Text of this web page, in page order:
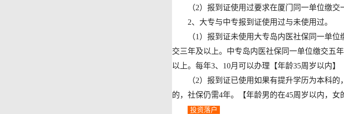
（2）报到证使用过要求在厦门同一单位缴交
2、大专与中专报到证使用过与未使用过。
（1）报到证未使用大专岛内医社保同一单位
交三年及以上。中专岛内医社保同一单位缴交五
以上。每年3、10月可以办理【年龄35周岁以内】
（2）报到证已使用如果有提升学历为本科的
的，社保仍需4年。【年龄男的在45周岁以内，女
投资落户